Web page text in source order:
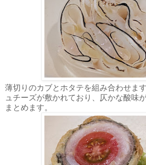
薄切りのカブとホタテを組み合わせま
ュチーズが敷かれており、仄かな酸味
まとめます。